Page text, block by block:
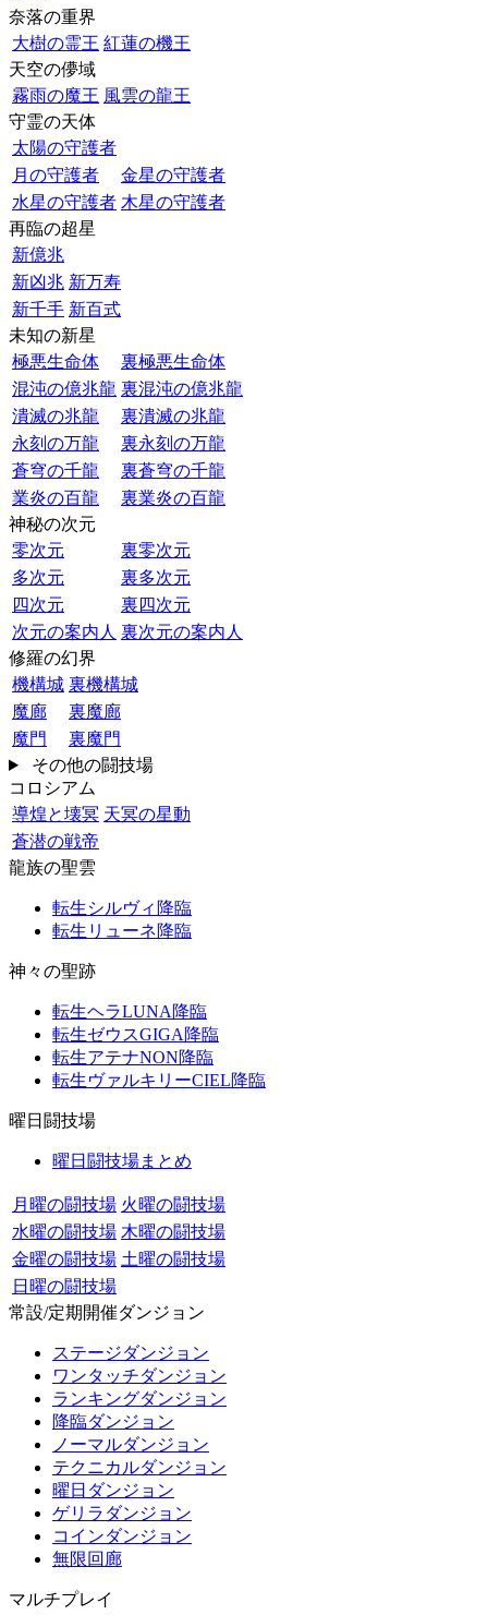
奈落の重界
大樹の霊王 紅蓮の機王
天空の儚域
霧雨の魔王 風雲の龍王
守霊の天体
太陽の守護者
月の守護者
金星の守護者
水星の守護者 木星の守護者
再臨の超星
新億兆
新凶兆 新万寿
新千手 新百式
未知の新星
極悪生命体
裏極悪生命体
混沌の億兆龍 裏混沌の億兆龍
潰滅の兆龍
裏潰滅の兆龍
永刻の万龍
裏永刻の万龍
蒼穹の千龍
裏蒼穹の千龍
業炎の百龍
裏業炎の百龍
神秘の次元
零次元
裏零次元
多次元
裏多次元
四次元
裏四次元
次元の案内人 裏次元の案内人
修羅の幻界
機構城 裏機構城
魔廊
裏魔廊
魔門
裏魔門
その他の闘技場
コロシアム
導煌と壊冥 天冥の星動
蒼潜の戦帝
龍族の聖雲
転生シルヴィ降臨
転生リューネ降臨
神々の聖跡
転生ヘラLUNA降臨
転生ゼウスGIGA降臨
転生アテナNON降臨
転生ヴァルキリーCIEL降臨
曜日闘技場
曜日闘技場まとめ
月曜の闘技場 火曜の闘技場
水曜の闘技場 木曜の闘技場
金曜の闘技場 土曜の闘技場
日曜の闘技場
常設/定期開催ダンジョン
ステージダンジョン
ワンタッチダンジョン
ランキングダンジョン
降臨ダンジョン
ノーマルダンジョン
テクニカルダンジョン
曜日ダンジョン
ゲリラダンジョン
コインダンジョン
無限回廊
マルチプレイ